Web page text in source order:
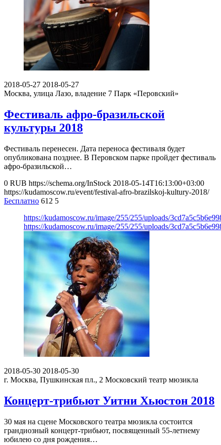
2018-05-27 2018-05-27
Москва, улица Лазо, владение 7 Парк «Перовский»
Фестиваль афро-бразильской
культуры 2018
Фестиваль перенесен. Дата переноса фестиваля будет
опубликована позднее. В Перовском парке пройдет фестиваль
афро-бразильской…
0 RUB https://schema.org/InStock 2018-05-14T16:13:00+03:00
https://kudamoscow.ru/event/festival-afro-brazilskoj-kultury-2018/
Бесплатно 612 5
https://kudamoscow.ru/image/255/255/uploads/
https://kudamoscow.ru/image/255/255/uploads/
2018-05-30 2018-05-30
г. Москва, Пушкинская пл., 2 Московский театр мюзикла
Концерт-трибьют Уитни Хьюстон 2018
30 мая на сцене Московского театра мюзикла состоится
грандиозный концерт-трибьют, посвященный 55-летнему
юбилею со дня рождения…